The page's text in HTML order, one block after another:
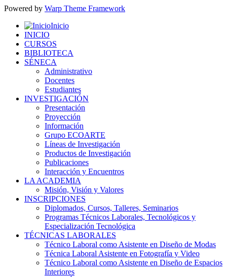
Powered by Warp Theme Framework
Inicio
INICIO
CURSOS
BIBLIOTECA
SÉNECA
Administrativo
Docentes
Estudiantes
INVESTIGACIÓN
Presentación
Proyección
Información
Grupo ECOARTE
Líneas de Investigación
Productos de Investigación
Publicaciones
Interacción y Encuentros
LA ACADEMIA
Misión, Visión y Valores
INSCRIPCIONES
Diplomados, Cursos, Talleres, Seminarios
Programas Técnicos Laborales, Tecnológicos y
Especialización Tecnológica
TÉCNICAS LABORALES
Técnico Laboral como Asistente en Diseño de Modas
Técnica Laboral Asistente en Fotografía y Video
Técnico Laboral como Asistente en Diseño de Espacios
Interiores